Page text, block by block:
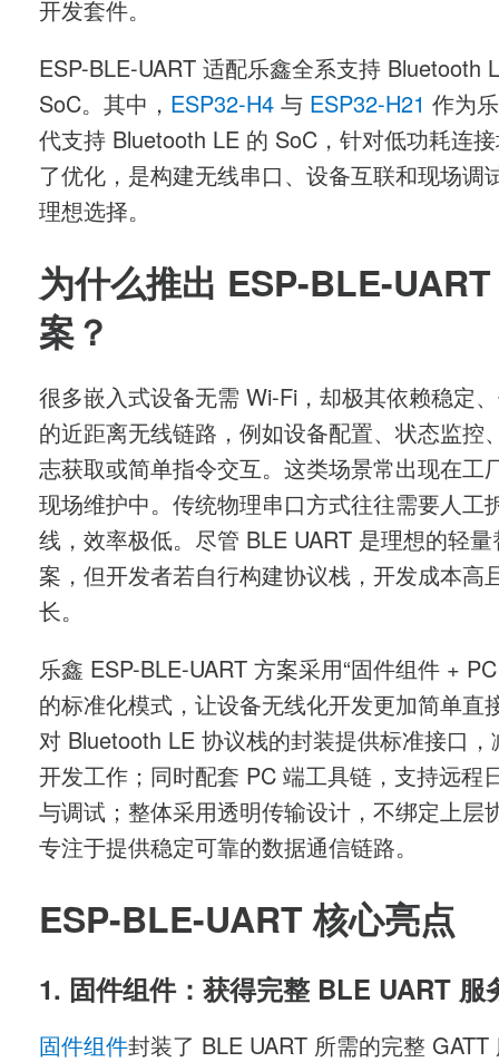
开发套件。
ESP-BLE-UART 适配乐鑫全系支持 Bluetooth
SoC。其中， ESP32-H4 与 ESP32-H21 作为
代支持 Bluetooth LE 的 SoC ，针对低功耗连
了优化，是构建无线串口、设备互联和现场调
理想选择。
为什么推出 ESP-BLE-
案？
很多嵌入式设备无需 Wi-Fi ，却极其依赖稳定
的近距离无线链路，例如设备配置、状态监控
志获取或简单指令交互。这类场景常出现在工
现场维护中。传统物理串口方式往往需要人工
线，效率极低。尽管 BLE UART 是理想的轻量
案，但开发者若自行构建协议栈，开发成本高
长。
乐鑫 ESP-BLE-UART 方案采用“固件组件 +
的标准化模式，让设备无线化开发更加简单直
对 Bluetooth LE 协议栈的封装提供标准接口，
开发工作；同时配套 PC 端工具链，支持远程
与调试；整体采用透明传输设计，不绑定上层
专注于提供稳定可靠的数据通信链路。
ESP-BLE-UART核心亮点
1. 固件组件：获得完整BLE UART 服
固件组件封装了 BLE UART 所需的完整 GATT